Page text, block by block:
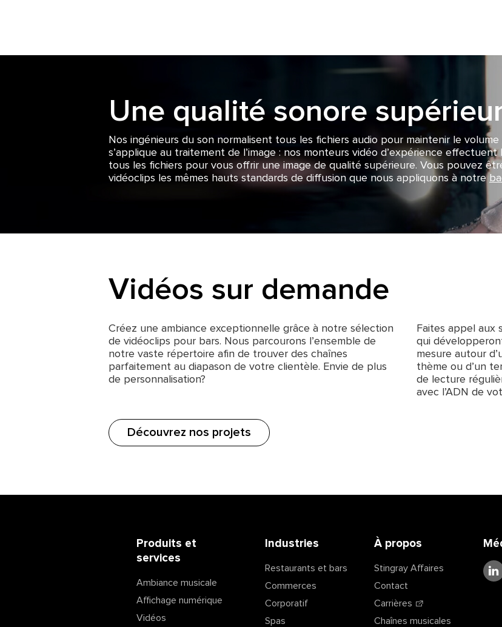
Une qualité sonore
Nos ingénieurs du son normalisent tous les fichiers audio pour maintenir le
s’applique au traitement de l’image : nos monteurs vidéo d’expérience
tous les fichiers pour vous offrir une image de qualité supérieure. Vous pouvez
vidéoclips les mêmes hauts standards de diffusion que nous appliquons à notre
Vidéos sur demande
Créez une ambiance exceptionnelle grâce à notre sélection
de vidéoclips pour bars. Nous parcourons l’ensemble de
notre vaste répertoire afin de trouver des chaînes
parfaitement au diapason de votre clientèle. Envie de plus
de personnalisation?
Découvrez nos projets
Faites appel aux
qui
mesure autour
thème ou d’un
de lecture
avec l’ADN de
Produits et
services
Ambiance musicale
Affichage numérique
Vidéos
Industries
Restaurants et bars
Commerces
Corporatif
Spas
À propos
Stingray Affaires
Contact
Carrières
Chaînes musicales